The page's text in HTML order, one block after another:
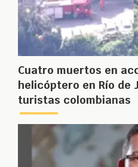
Cuatro muertos en
helicóptero en Río de
turistas colombianas